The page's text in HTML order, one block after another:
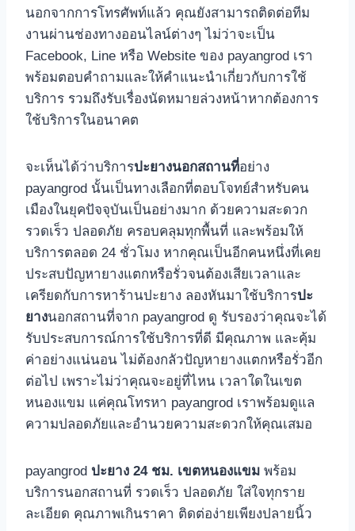
นอกจากการโทรศัพท์แล้ว คุณยังสามารถติดต่อทีม
งานผ่านช่องทางออนไลน์ต่างๆ ไม่ว่าจะเป็น
Facebook, Line หรือ Website ของ payangrod เรา
พร้อมตอบคำถามและให้คำแนะนำเกี่ยวกับการใช้
บริการ รวมถึงรับเรื่องนัดหมายล่วงหน้าหากต้องการ
ใช้บริการในอนาคต
จะเห็นได้ว่าบริการปะยางนอกสถานที่อย่าง
payangrod นั้นเป็นทางเลือกที่ตอบโจทย์สำหรับคน
เมืองในยุคปัจจุบันเป็นอย่างมาก ด้วยความสะดวก
รวดเร็ว ปลอดภัย ครอบคลุมทุกพื้นที่ และพร้อมให้
บริการตลอด 24 ชั่วโมง หากคุณเป็นอีกคนหนึ่งที่เคย
ประสบปัญหายางแตกหรือรั่วจนต้องเสียเวลาและ
เครียดกับการหาร้านปะยาง ลองหันมาใช้บริการปะ
ยางนอกสถานที่จาก payangrod ดู รับรองว่าคุณจะได้
รับประสบการณ์การใช้บริการที่ดี มีคุณภาพ และคุ้ม
ค่าอย่างแน่นอน ไม่ต้องกลัวปัญหายางแตกหรือรั่วอีก
ต่อไป เพราะไม่ว่าคุณจะอยู่ที่ไหน เวลาใดในเขต
หนองแขม แค่คุณโทรหา payangrod เราพร้อมดูแล
ความปลอดภัยและอำนวยความสะดวกให้คุณเสมอ
payangrod ปะยาง 24 ชม. เขตหนองแขม พร้อม
บริการนอกสถานที่ รวดเร็ว ปลอดภัย ใส่ใจทุกราย
ละเอียด คุณภาพเกินราคา ติดต่อง่ายเพียงปลายนิ้ว